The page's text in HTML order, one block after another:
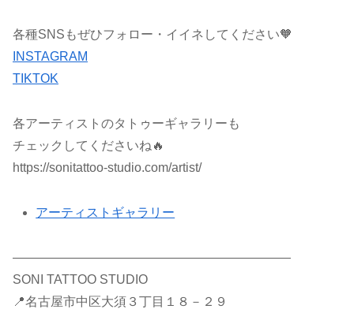
各種SNSもぜひフォロー・イイネしてください🧡
INSTAGRAM
TIKTOK
各アーティストのタトゥーギャラリーも
チェックしてくださいね🔥
https://sonitattoo-studio.com/artist/
アーティストギャラリー
――――――――――――――――――――――
SONI TATTOO STUDIO
📍名古屋市中区大須３丁目１８－２９